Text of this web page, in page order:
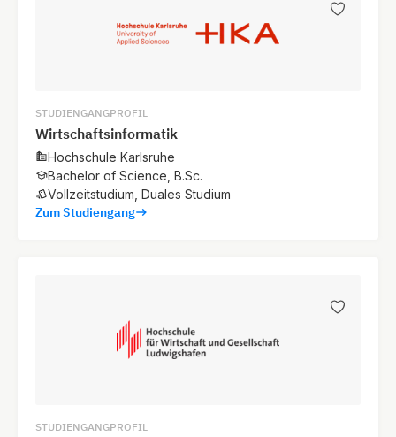
STUDIENGANGPROFIL
Wirtschaftsinformatik
Hochschule Karlsruhe
Bachelor of Science, B.Sc.
Vollzeitstudium, Duales Studium
Zum Studiengang
STUDIENGANGPROFIL